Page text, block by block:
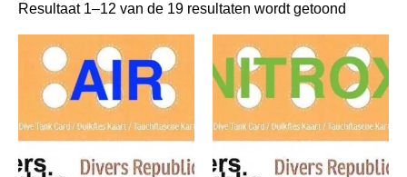
Dinsdag
Woensdag
Donderdag
Vrijdag
Zaterdag
Zondag
Resultaat 1–12 van de 19 resultaten wordt getoond